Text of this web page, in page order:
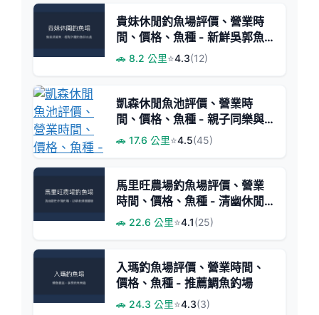
貴妹休閒釣魚場評價、營業時
間、價格、魚種 - 新鮮吳郭魚
美味體驗
🚗 8.2 公里⭐4.3(12)
凱森休閒魚池評價、營業時
間、價格、魚種 - 親子同樂與
美味鹽烤魚
🚗 17.6 公里⭐4.5(45)
馬里旺農場釣魚場評價、營業
時間、價格、魚種 - 清幽休閒
釣場與美味鯛魚料理
🚗 22.6 公里⭐4.1(25)
入瑪釣魚場評價、營業時間、
價格、魚種 - 推薦鯛魚釣場
🚗 24.3 公里⭐4.3(3)